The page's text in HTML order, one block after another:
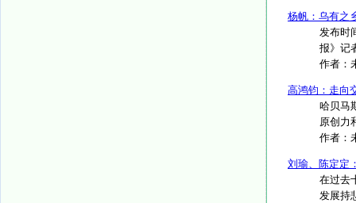
杨帆：乌有之
发布时
报》记
作者：
高鸿钧：走向
哈贝马
原创力
作者：
刘瑜、陈定定
在过去
发展持